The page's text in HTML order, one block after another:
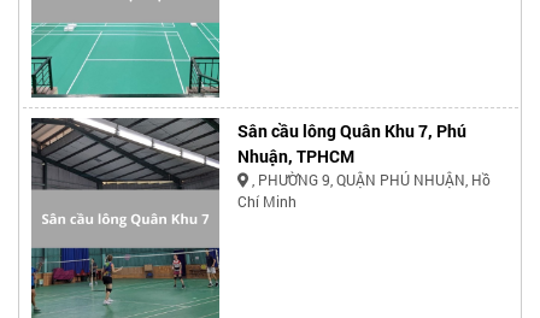
Sân cầu lông Quân Khu 7, Phú
Nhuận, TPHCM
, PHƯỜNG 9, QUẬN PHÚ NHUẬN, Hồ
Chí Minh